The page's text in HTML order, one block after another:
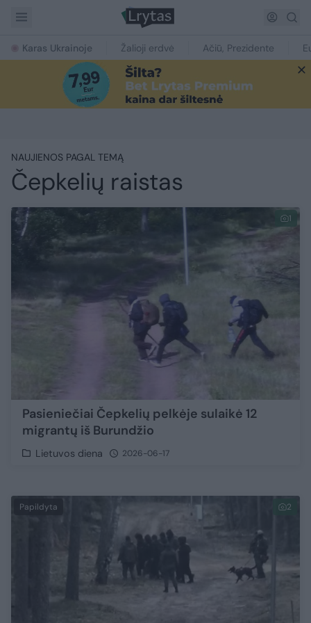
Karas Ukrainoje Žalioji erdvė Ačiū, Prezidente
NAUJIENOS PAGAL TEMĄ
Čepkelių raistas
1
Pasieniečiai Čepkelių pelkėje sulaikė 12
migrantų iš Burundžio
Lietuvos diena 2026-06-17
Papildyta 2